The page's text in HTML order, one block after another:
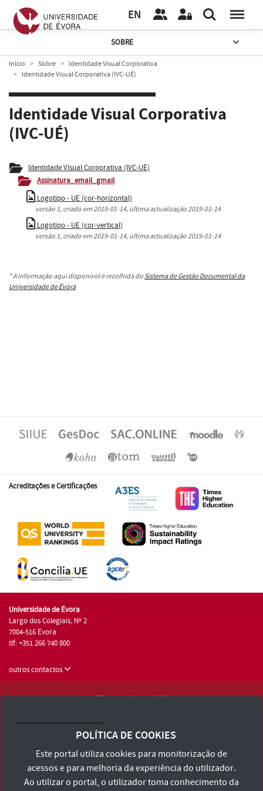
EN
SOBRE
Início Sobre
Identidade Visual Corporativa
Identidade Visual Corporativa (IVC-UÉ)
Identidade Visual Corporativa
(IVC-UÉ)
Identidade Visual Corporativa (IVC-UÉ)
Assinatura_email_gmail
Logotipo - UE (cor-horizontal)
versão 1, criado em2019-01-14, última actualização2019-01-14
Logotipo - UE (cor-vertical)
versão 1, criado em2019-01-14, última actualização2019-01-14
* A informação aqui disponível é recolhida do Sistema de Gestão Documental da
Universidade de Évora
Acreditações e Certificações
Universidade de Évora
Largo dos Colegiais, Nº 2
7004-516 Évora
tlf: +351 266 740 800
outros contactos
Consulte os Termos e Condições e Política de Privacidade
Declaração de Acessibilidade
POLÍTICA DE COOKIES
Este portal utiliza cookies para monitorização de
acessos e para melhoria da experiência do utilizador.
Ao utilizar o portal, o utilizador toma conhecimento da